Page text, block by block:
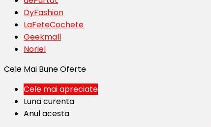
DyFashion
LaFeteCochete
Geekmall
Noriel
Cele Mai Bune Oferte
Cele mai apreciate
Luna curenta
Anul acesta